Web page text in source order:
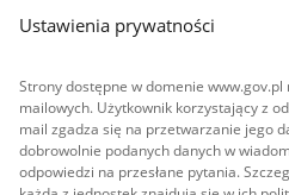
Ustawienia prywatności
Strony dostępne w domenie
mailowych. Użytkownik korzystający z
mail zgadza się na przetwarzanie jego
dobrowolnie podanych danych w
odpowiedzi na przesłane pytania.